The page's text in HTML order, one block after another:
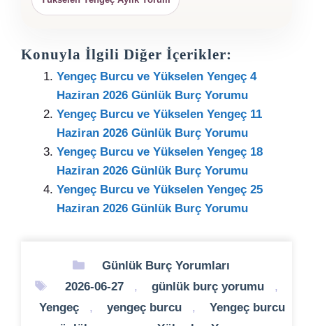
Konuyla İlgili Diğer İçerikler:
Yengeç Burcu ve Yükselen Yengeç 4
Haziran 2026 Günlük Burç Yorumu
Yengeç Burcu ve Yükselen Yengeç 11
Haziran 2026 Günlük Burç Yorumu
Yengeç Burcu ve Yükselen Yengeç 18
Haziran 2026 Günlük Burç Yorumu
Yengeç Burcu ve Yükselen Yengeç 25
Haziran 2026 Günlük Burç Yorumu
Kategoriler
Günlük Burç Yorumları
Etiketler
2026-06-27 , günlük burç yorumu
,
Yengeç
, yengeç burcu ,
Yengeç burcu